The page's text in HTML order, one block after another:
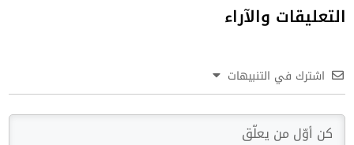
التعليقات والآراء
اشترك في التنبيهات